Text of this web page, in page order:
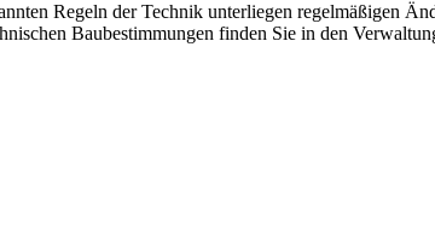
Regeln der Technik unterliegen regelmäßigen
Baubestimmungen finden Sie in den